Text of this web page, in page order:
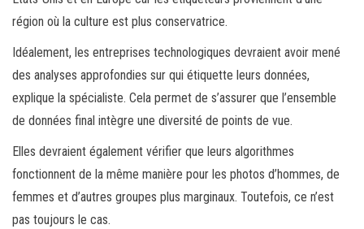
région où la culture est plus conservatrice.
Idéalement, les entreprises technologiques devraient avoir mené
des analyses approfondies sur qui étiquette leurs données,
explique la spécialiste. Cela permet de s’assurer que l’ensemble
de données final intègre une diversité de points de vue.
Elles devraient également vérifier que leurs algorithmes
fonctionnent de la même manière pour les photos d’hommes, de
femmes et d’autres groupes plus marginaux. Toutefois, ce n’est
pas toujours le cas.